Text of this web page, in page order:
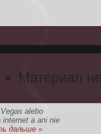
Материал
alebo
a ani nie
дальше »